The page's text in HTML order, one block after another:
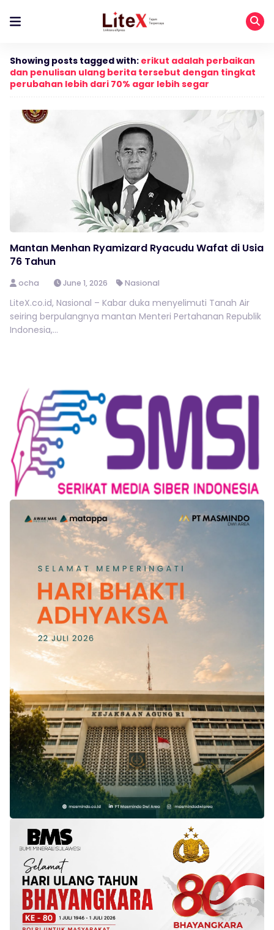
Showing posts tagged with: erikut adalah perbaikan
dan penulisan ulang berita tersebut dengan tingkat
perubahan lebih dari 70% agar lebih segar
Mantan Menhan Ryamizard Ryacudu Wafat di Usia
76 Tahun
ocha June 1, 2026 Nasional
LiteX.co.id, Nasional – Kabar duka menyelimuti Tanah Air
seiring berpulangnya mantan Menteri Pertahanan Republik
Indonesia,...